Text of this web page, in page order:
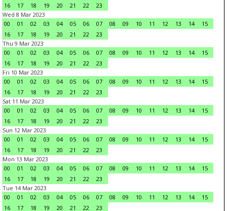
16
17 18 19 20 21 22
23
Wed 8 Mar 2023
00
01 02 03 04 05 06 07 08 09 10 11 12 13 14
15
16
17 18 19 20 21 22
23
Thu 9 Mar 2023
00
01 02 03 04 05 06 07 08 09 10 11 12 13 14
15
16
17 18 19 20 21 22
23
Fri 10 Mar 2023
00
01 02 03 04 05 06 07 08 09 10 11 12 13 14
15
16
17 18 19 20 21 22
23
Sat 11 Mar 2023
00
01 02 03 04 05 06 07 08 09 10 11 12 13 14
15
16
17 18 19 20 21 22
23
Sun 12 Mar 2023
00
01 02 03 04 05 06 07 08 09 10 11 12 13 14
15
16
17 18 19 20 21 22
23
Mon 13 Mar 2023
00
01 02 03 04 05 06 07 08 09 10 11 12 13 14
15
16
17 18 19 20 21 22
23
Tue 14 Mar 2023
00
01 02 03 04 05 06 07 08 09 10 11 12 13 14
15
16
17 18 19 20 21 22 23